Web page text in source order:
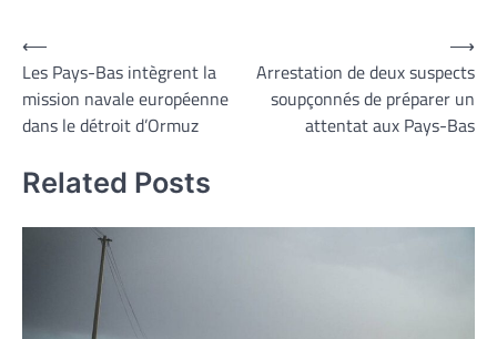
Navigation
de
l’article
⟵
Les Pays-Bas intègrent la
mission navale européenne
dans le détroit d’Ormuz
Arrestation de deux suspects
soupçonnés de préparer un
attentat aux Pays-Bas
⟶
Related Posts